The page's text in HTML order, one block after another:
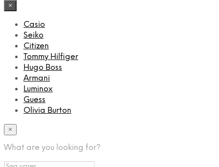
×
Casio
Seiko
Citizen
Tommy Hilfiger
Hugo Boss
Armani
Luminox
Guess
Olivia Burton
×
What are you looking for?